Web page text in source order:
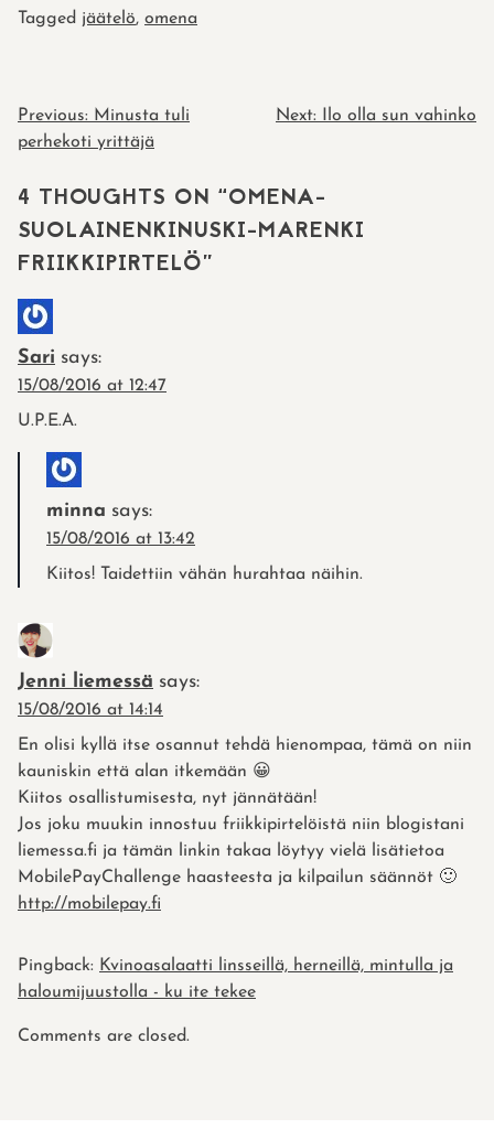
Tagged jäätelö, omena
POST
NAVIGATION
Previous: Minusta tuli
perhekoti yrittäjä
Next: Ilo olla sun vahinko
4 THOUGHTS ON “OMENA-
SUOLAINENKINUSKI-MARENKI
FRIIKKIPIRTELÖ”
Sari says:
15/08/2016 at 12:47
U.P.E.A.
minna says:
15/08/2016 at 13:42
Kiitos! Taidettiin vähän hurahtaa näihin.
Jenni liemessä says:
15/08/2016 at 14:14
En olisi kyllä itse osannut tehdä hienompaa, tämä on niin
kauniskin että alan itkemään 😀
Kiitos osallistumisesta, nyt jännätään!
Jos joku muukin innostuu friikkipirtelöistä niin blogistani
liemessa.fi ja tämän linkin takaa löytyy vielä lisätietoa
MobilePayChallenge haasteesta ja kilpailun säännöt 🙂
http://mobilepay.fi
Pingback: Kvinoasalaatti linsseillä, herneillä, mintulla ja
haloumijuustolla - ku ite tekee
Comments are closed.